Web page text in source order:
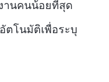
านคนน้อยที่สุด
ตโนมัติเพื่อระบุ